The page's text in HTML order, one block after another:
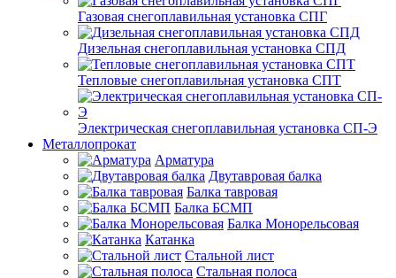
Газовая снегоплавильная установка СПГ
Дизельная снегоплавильная установка СПД
Тепловые снегоплавильная установка СПТ
Электрическая снегоплавильная установка СП-Э
Металлопрокат
Арматура
Двутавровая балка
Балка тавровая
Балка БСМП
Балка Монорельсовая
Катанка
Стальной лист
Стальная полоса